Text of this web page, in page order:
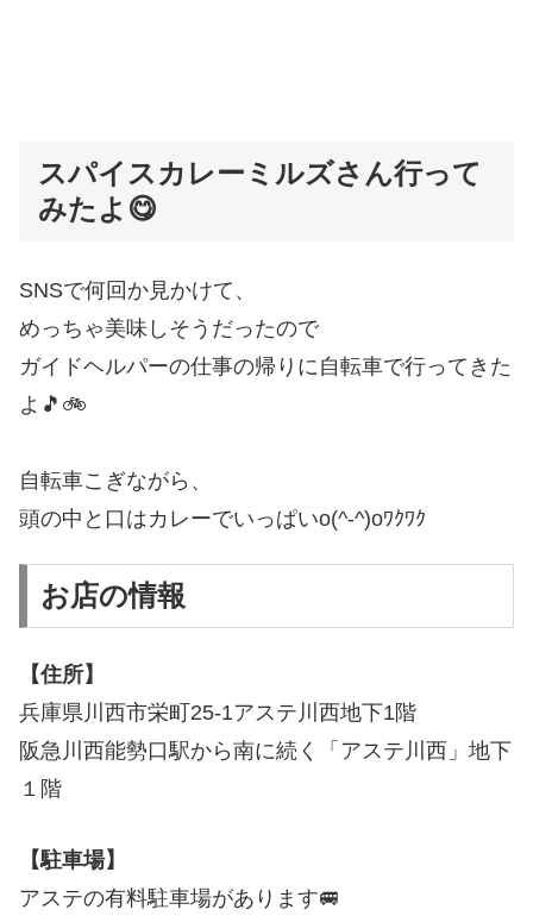
スパイスカレーミルズさん行って
みたよ😋
SNSで何回か見かけて、
めっちゃ美味しそうだったので
ガイドヘルパーの仕事の帰りに自転車で行ってきた
よ🎵🚲
自転車こぎながら、
頭の中と口はカレーでいっぱいo(^-^)oﾜｸﾜｸ
お店の情報
【住所】
兵庫県川西市栄町25-1アステ川西地下1階
阪急川西能勢口駅から南に続く「アステ川西」地下
１階
【駐車場】
アステの有料駐車場があります🚐